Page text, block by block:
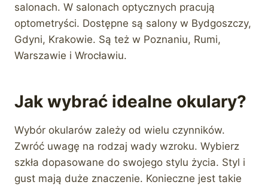
salonach. W salonach optycznych pracują
optometryści. Dostępne są salony w Bydgoszczy,
Gdyni, Krakowie. Są też w Poznaniu, Rumi,
Warszawie i Wrocławiu.
Jak wybrać idealne okulary?
Wybór okularów zależy od wielu czynników.
Zwróć uwagę na rodzaj wady wzroku. Wybierz
szkła dopasowane do swojego stylu życia. Styl i
gust mają duże znaczenie. Konieczne jest takie